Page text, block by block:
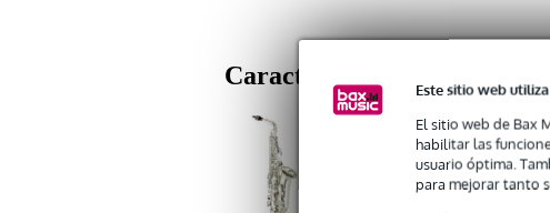
Este sitio web
El sitio web de Bax
habilitar las
usuario óptima.
para mejorar tanto
Características
1x Yamaha YAS280S Eb Alto